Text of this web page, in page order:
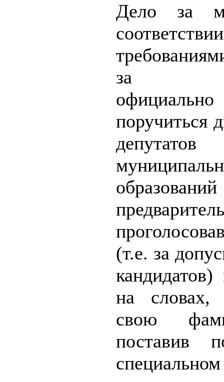
Дело за
за
поручиться
депутатов
(т.е. за
на словах,
свою
поставив